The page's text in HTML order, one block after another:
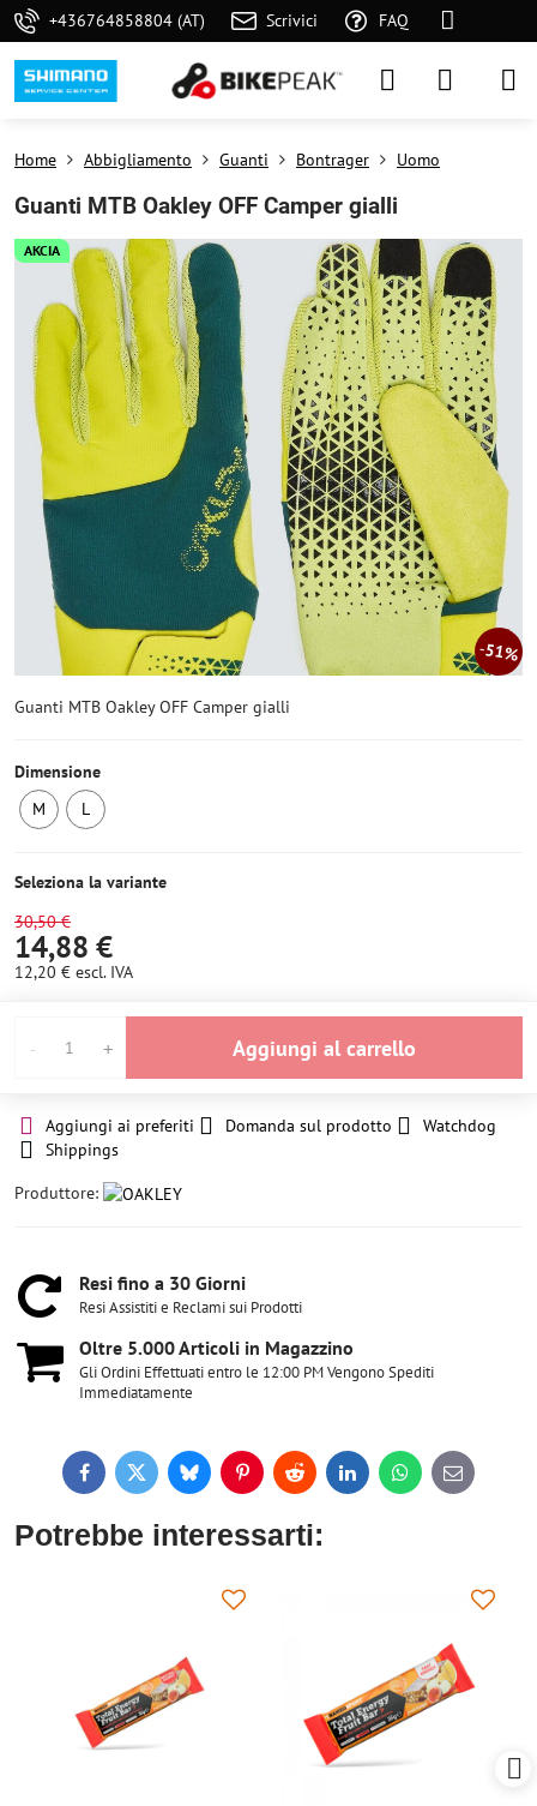
+436764858804 (AT) Scrivici FAQ
AKCIA
51%
Home Abbigliamento Guanti Bontrager Uomo
Guanti MTB Oakley OFF Camper gialli
Guanti MTB Oakley OFF Camper gialli
Dimensione
M
L
Seleziona la variante
30,50 €
14,88 €
12,20 € escl. IVA
Aggiungi al carrello
Aggiungi ai preferiti Domanda sul prodotto
Watchdog
Shippings
Produttore:
Resi fino a 30 Giorni
Resi Assistiti e Reclami sui Prodotti
Oltre 5​.000 Articoli in Magazzino
Gli Ordini Effettuati entro le 12:00 PM Vengono Spediti
Immediatamente
FacebookTwitterBlueskyPinterestReddit LinkedInWhatsApp
E-
mail
Potrebbe interessarti: